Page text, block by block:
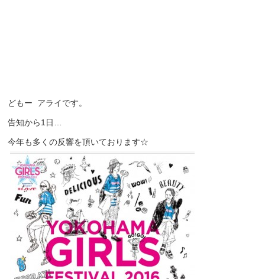
どもー アライです。
告知から1日…
今年も多くの反響を頂いております☆